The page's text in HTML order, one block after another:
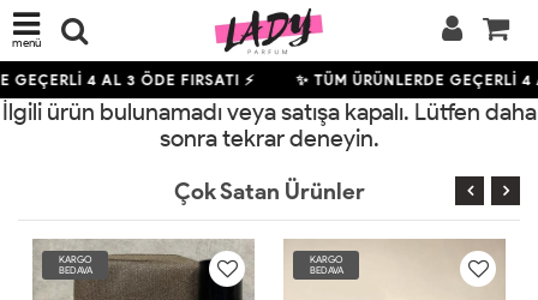
menü
GEÇERLİ 4 AL 3 ÖDE FIRSATI ⚡ ✨ TÜM ÜRÜNLERDE GEÇERLİ 4
İlgili ürün bulunamadı veya satışa kapalı. Lütfen daha
sonra tekrar deneyin.
Çok Satan Ürünler
KARGO
BEDAVA
KARGO
BEDAVA